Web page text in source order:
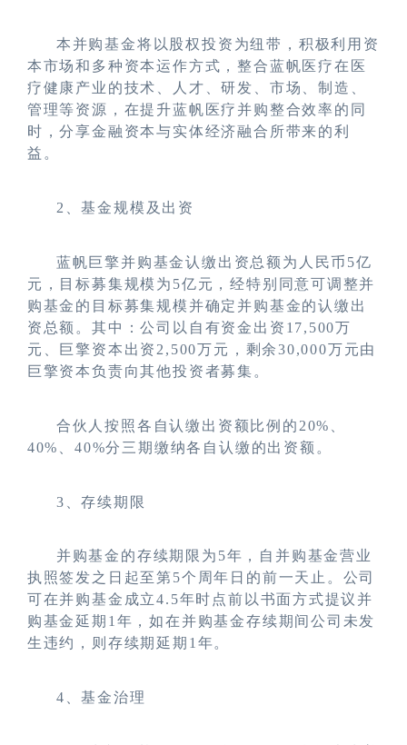
本并购基金将以股权投资为纽带，积极利用资
本市场和多种资本运作方式，整合蓝帆医疗在医
疗健康产业的技术、人才、研发、市场、制造、
管理等资源，在提升蓝帆医疗并购整合效率的同
时，分享金融资本与实体经济融合所带来的利
益。
2 、基金规模及出资
蓝帆巨擎并购基金认缴出资总额为人民币5亿
元，目标募集规模为5亿元，经特别同意可调整并
购基金的目标募集规模并确定并购基金的认缴出
资总额。其中：公司以自有资金出资17,500万
元、巨擎资本出资2,500万元，剩余30,000万元由
巨擎资本负责向其他投资者募集。
合伙人按照各自认缴出资额比例的20%、
40%、40%分三期缴纳各自认缴的出资额。
3 、存续期限
并购基金的存续期限为5年，自并购基金营业
执照签发之日起至第5个周年日的前一天止。公司
可在并购基金成立4.5年时点前以书面方式提议并
购基金延期1年，如在并购基金存续期间公司未发
生违约，则存续期延期1年。
4 、基金治理